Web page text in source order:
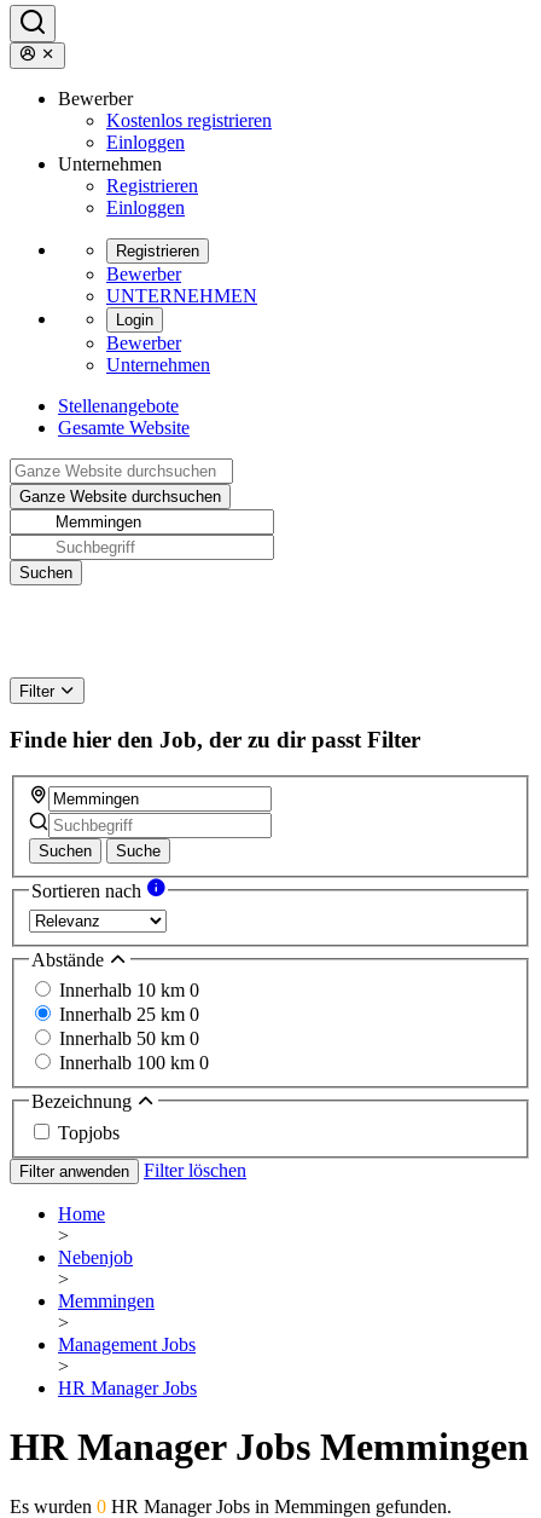
Bewerber
Kostenlos registrieren
Einloggen
Unternehmen
Registrieren
Einloggen
Registrieren
Bewerber
UNTERNEHMEN
Login
Bewerber
Unternehmen
Stellenangebote
Gesamte Website
Filter
Finde hier den Job, der zu dir passt Filter
Suchen Suche
Sortieren nach
Abstände
Innerhalb 10 km 0
Innerhalb 25 km 0
Innerhalb 50 km 0
Innerhalb 100 km 0
Bezeichnung
Topjobs
Filter anwenden Filter löschen
Home
>
Nebenjob
>
Memmingen
>
Management Jobs
>
HR Manager Jobs
HR Manager Jobs Memmingen
Es wurden 0 HR Manager Jobs in Memmingen gefunden.